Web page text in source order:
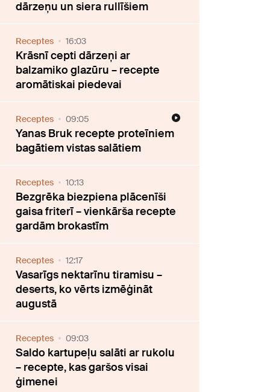
dārzeņu un siera rullīšiem
Receptes 16:03
Krāsnī cepti dārzeņi ar
balzamiko glazūru – recepte
aromātiskai piedevai
Receptes 09:05
Yanas Bruk recepte proteīniem
bagātiem vistas salātiem
Receptes 10:13
Bezgrēka biezpiena plācenīši
gaisa friterī – vienkārša recepte
gardām brokastīm
Receptes 12:17
Vasarīgs nektarīnu tiramisu –
deserts, ko vērts izmēģināt
augustā
Receptes 09:03
Saldo kartupeļu salāti ar rukolu
– recepte, kas garšos visai
ģimenei